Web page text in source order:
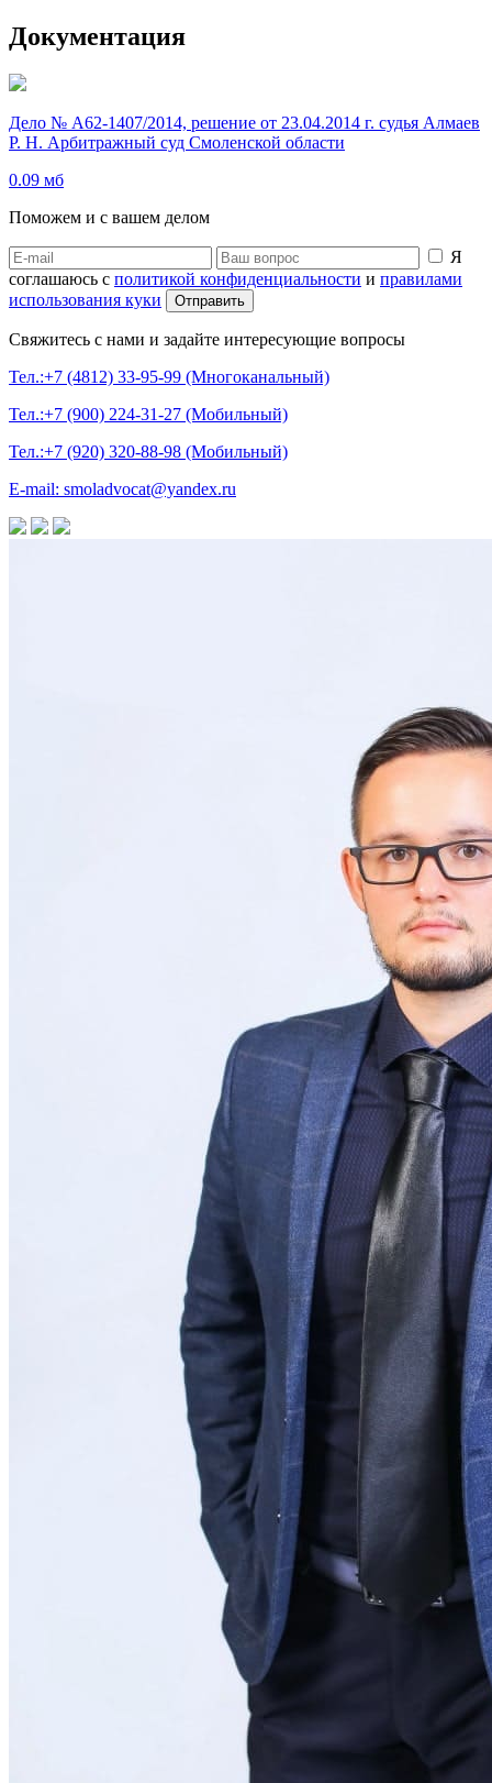
Документация
Дело № А62-1407/2014, решение от 23.04.2014 г. судья Алмаев
Р. Н. Арбитражный суд Смоленской области
0.09 мб
Поможем и с вашем делом
Я
соглашаюсь с политикой конфиденциальности и правилами
использования куки
Свяжитесь с нами и задайте интересующие вопросы
Тел.:+7 (4812) 33-95-99 (Многоканальный)
Тел.:+7 (900) 224-31-27 (Мобильный)
Тел.:+7 (920) 320-88-98 (Мобильный)
E-mail: smoladvocat@yandex.ru